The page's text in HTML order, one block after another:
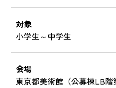
対象
小学生～中学生
会場
東京都美術館（公募棟LB階